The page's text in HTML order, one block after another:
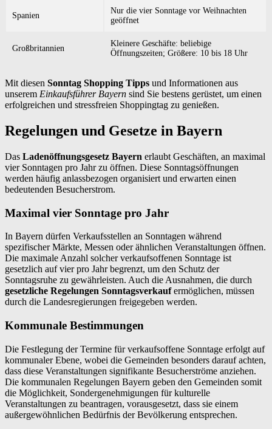
Spanien
Nur die vier Sonntage vor Weihnachten
geöffnet
Großbritannien
Kleinere Geschäfte: beliebige
Öffnungszeiten; Größere: 10 bis 18 Uhr
Mit diesen Sonntag Shopping Tipps und Informationen aus
unserem Einkaufsführer Bayern sind Sie bestens gerüstet, um einen
erfolgreichen und stressfreien Shoppingtag zu genießen.
Regelungen und Gesetze in Bayern
Das Ladenöffnungsgesetz Bayern erlaubt Geschäften, an maximal
vier Sonntagen pro Jahr zu öffnen. Diese Sonntagsöffnungen
werden häufig anlassbezogen organisiert und erwarten einen
bedeutenden Besucherstrom.
Maximal vier Sonntage pro Jahr
In Bayern dürfen Verkaufsstellen an Sonntagen während
spezifischer Märkte, Messen oder ähnlichen Veranstaltungen öffnen.
Die maximale Anzahl solcher verkaufsoffenen Sonntage ist
gesetzlich auf vier pro Jahr begrenzt, um den Schutz der
Sonntagsruhe zu gewährleisten. Auch die Ausnahmen, die durch
gesetzliche Regelungen Sonntagsverkaufermöglichen, müssen
durch die Landesregierungen freigegeben werden.
Kommunale Bestimmungen
Die Festlegung der Termine für verkaufsoffene Sonntage erfolgt auf
kommunaler Ebene, wobei die Gemeinden besonders darauf achten,
dass diese Veranstaltungen signifikante Besucherströme anziehen.
Die kommunalen Regelungen Bayern geben den Gemeinden somit
die Möglichkeit, Sondergenehmigungen für kulturelle
Veranstaltungen zu beantragen, vorausgesetzt, dass sie einem
außergewöhnlichen Bedürfnis der Bevölkerung entsprechen.